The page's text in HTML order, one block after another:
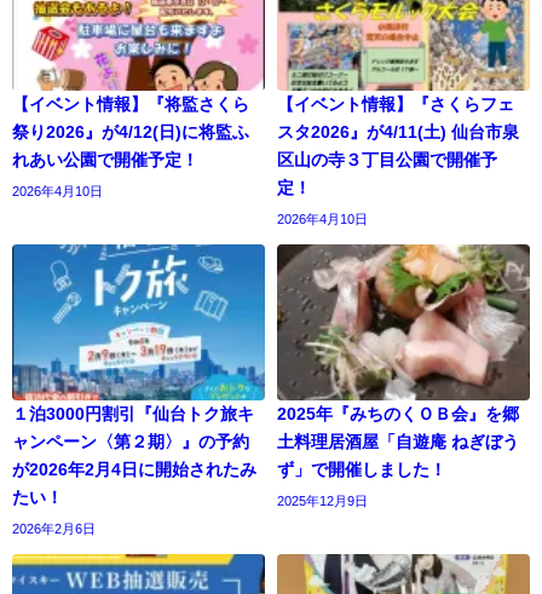
【イベント情報】『将監さくら
祭り2026』が4/12(日)に将監ふ
れあい公園で開催予定！
2026年4月10日
【イベント情報】『さくらフェ
スタ2026』が4/11(土) 仙台市泉
区山の寺３丁目公園で開催予
定！
2026年4月10日
１泊3000円割引『仙台トク旅キ
ャンペーン〈第２期〉』の予約
が2026年2月4日に開始されたみ
たい！
2026年2月6日
2025年『みちのくＯＢ会』を郷
土料理居酒屋「自遊庵 ねぎぼう
ず」で開催しました！
2025年12月9日